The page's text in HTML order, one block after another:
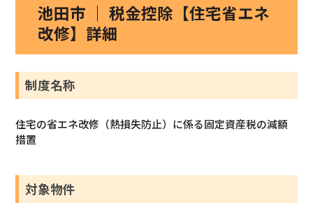
池田市 ｜ 税金控除【住宅省エネ
改修】詳細
制度名称
住宅の省エネ改修（熱損失防止）に係る固定資産税の減額
措置
対象物件